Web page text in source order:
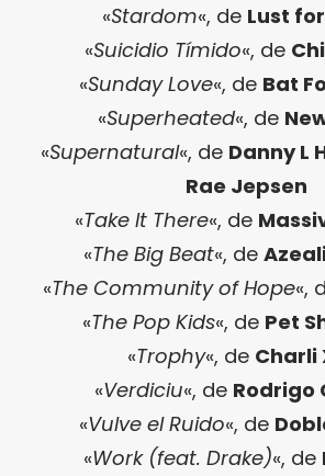
«Stardom«, de Lust
«Suicidio Tímido«, de
«Sunday Love«, de Bat
«Superheated«, de
«Supernatural«, de Danny L
Rae Jepsen
«Take It There«, de
«The Big Beat«, de
«The Community of Hope«,
«The Pop Kids«, de Pet
«Trophy«, de Charli
«Verdiciu«, de Rodrigo
«Vulve el Ruido«, de
«Work (feat. Drake)«, de